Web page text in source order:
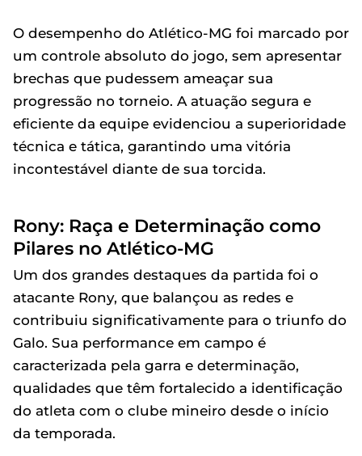
O desempenho do Atlético-MG foi marcado por
um controle absoluto do jogo, sem apresentar
brechas que pudessem ameaçar sua
progressão no torneio. A atuação segura e
eficiente da equipe evidenciou a superioridade
técnica e tática, garantindo uma vitória
incontestável diante de sua torcida.
Rony: Raça e Determinação como
Pilares no Atlético-MG
Um dos grandes destaques da partida foi o
atacante Rony, que balançou as redes e
contribuiu significativamente para o triunfo do
Galo. Sua performance em campo é
caracterizada pela garra e determinação,
qualidades que têm fortalecido a identificação
do atleta com o clube mineiro desde o início
da temporada.